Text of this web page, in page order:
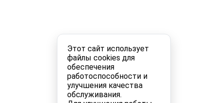
Этот сайт использует
файлы cookies для
обеспечения
работоспособности и
улучшения качества
обслуживания.